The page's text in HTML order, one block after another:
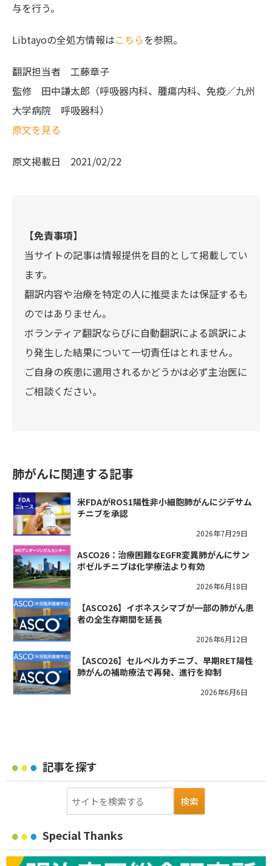
与を行う。
Libtayoの全処方情報はこちらを参照。
翻訳担当者 工藤章子
監修 田中謙太郎（呼吸器内科、腫瘍内科、免疫／九州
大学病院 呼吸器科）
原文を見る
原文掲載日 2021/02/22
【免責事項】
当サイトの記事は情報提供を目的として掲載してい
ます。
翻訳内容や治療を特定の人に推奨または保証するも
のではありません。
ボランティア翻訳ならびに自動翻訳による誤訳によ
り発生した結果について一切責任はとれません。
ご自身の疾患に適用されるかどうかは必ず主治医に
ご相談ください。
肺がんに関連する記事
米FDAがROS1陽性非小細胞肺がんにジデサム
チニブを承認
2026年7月29日
ASCO26：治療困難なEGFR変異肺がんにサン
ボゼルチニブは化学療法より有効
2026年6月18日
【ASCO26】イボネスシマブが一部の肺がん患
者の全生存期間を延長
2026年6月12日
【ASCO26】セルペルカチニブ、早期RET陽性
肺がんの補助療法で再発、進行を抑制
2026年6月6日
記事を探す
Special Thanks